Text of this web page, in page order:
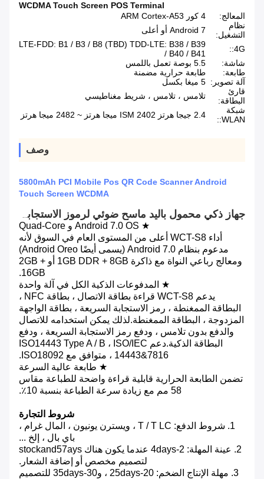
WCDMA Touch Screen POS Terminal
المعالج:
4 كور ARM Cortex-A53
نظام
التشغيل:
Android 7 أو أعلى
4G::
LTE-FDD: B1 / B3 / B8 (TBD) TDD-LTE: B38 / B39
/ B40 / B41
شاشة:
5.5 بوصة تعمل باللمس
طابعة:
طابعة حرارية مضمنة
آلة تصوير: 5 ميغا بكسل
قارئ
البطاقة:
تلامس ، تلامس ، شريط مغناطيسي
شبكة
WLAN::
2.4 جيجا هرتز ISM 2402 ميجا هرتز ~ 2482 ميجا هرتز
وصف
5800mAh PCI Mobile Pos QR Code Scanner Android
Touch Screen WCDMA
جهاز ذكي محمول باليد ماسح ضوئي لرموز الاستجابة السريعة لشاشة تعمل باللمس يعمل بنظام Android ونظام نقاط البيع الطرفية مع طابعة
★ Android 7.0 OS و Quad-Core
أداء WCT-S8 أعلى من المستوى العام في السوق لأنه
مدعوم بنظام Android 7.0 (يسمى أيضًا Android Oreo)
ومعالج رباعي النواة مع ذاكرة 1GB DDR + 8GB أو 2GB +
16GB.
★ المدفوعات الذكية الكل في آلة واحدة
يدعم WCT-S8 قراءة بطاقة الاتصال ، بطاقة NFC ،
البطاقة الممغنطة ، رمز الاستجابة السريعة ، بطاقة الواجهة
المزدوجة ، البطاقة الممغنطة.لذلك يمكن استخدامه للاتصال
والدفع بدون تلامس ، ودفع رمز الاستجابة السريعة ، ودفع
البطاقة الذكية.دعم ISO14443 Type A / B ، ISO/IEC
14443&7816 ، متوافق مع ISO18092.
★ طابعة عالية السرعة
تضمن الطابعة الحرارية قابلية قراءة واضحة للطباعة مقاس
58 مم مع زيادة سرعة الطباعة بنسبة 10٪.
شروط التجارة
1. شروط الدفع: T / T LC ، ويسترن يونيون ، المال غرام ،
باي بال ، إلخ ...
2. عينة المهلة: 2-4days عندما يكون هناك stockand57ays
لتصميم مخصص أو إضافة الشعار.
3. مهلة الإنتاج الضخم: 20-25days ، و30-35days للتصميم